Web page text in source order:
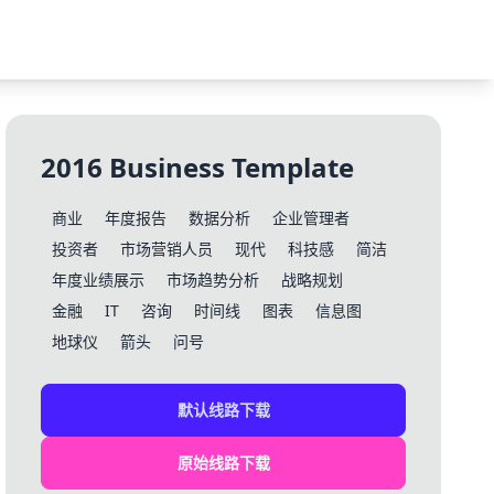
2016 Business Template
商业 年度报告 数据分析
企业管理者
投资者
市场营销人员 现代 科技感
简洁
年度业绩展示
市场趋势分析
战略规划
金融
IT 咨询 时间线 图表
信息图
地球仪
箭头 问号
默认线路下载
原始线路下载